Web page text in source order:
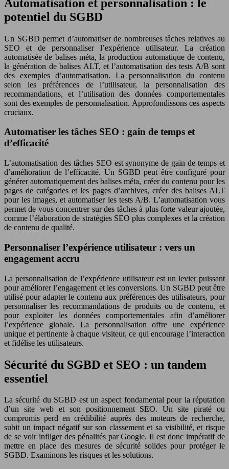
Automatisation et personnalisation : le
potentiel du SGBD
Un SGBD permet d’automatiser de nombreuses tâches relatives au
SEO et de personnaliser l’expérience utilisateur. La création
automatisée de balises méta, la production automatique de contenu,
la génération de balises ALT, et l’automatisation des tests A/B sont
des exemples d’automatisation. La personnalisation du contenu
selon les préférences de l’utilisateur, la personnalisation des
recommandations, et l’utilisation des données comportementales
sont des exemples de personnalisation. Approfondissons ces aspects
cruciaux.
Automatiser les tâches SEO : gain de temps et
d’efficacité
L’automatisation des tâches SEO est synonyme de gain de temps et
d’amélioration de l’efficacité. Un SGBD peut être configuré pour
générer automatiquement des balises méta, créer du contenu pour les
pages de catégories et les pages d’archives, créer des balises ALT
pour les images, et automatiser les tests A/B. L’automatisation vous
permet de vous concentrer sur des tâches à plus forte valeur ajoutée,
comme l’élaboration de stratégies SEO plus complexes et la création
de contenu de qualité.
Personnaliser l’expérience utilisateur : vers un
engagement accru
La personnalisation de l’expérience utilisateur est un levier puissant
pour améliorer l’engagement et les conversions. Un SGBD peut être
utilisé pour adapter le contenu aux préférences des utilisateurs, pour
personnaliser les recommandations de produits ou de contenu, et
pour exploiter les données comportementales afin d’améliorer
l’expérience globale. La personnalisation offre une expérience
unique et pertinente à chaque visiteur, ce qui encourage l’interaction
et fidélise les utilisateurs.
Sécurité du SGBD et SEO : un tandem
essentiel
La sécurité du SGBD est un aspect fondamental pour la réputation
d’un site web et son positionnement SEO. Un site piraté ou
compromis perd en crédibilité auprès des moteurs de recherche,
subit un impact négatif sur son classement et sa visibilité, et risque
de se voir infliger des pénalités par Google. Il est donc impératif de
mettre en place des mesures de sécurité solides pour protéger le
SGBD. Examinons les risques et les solutions.